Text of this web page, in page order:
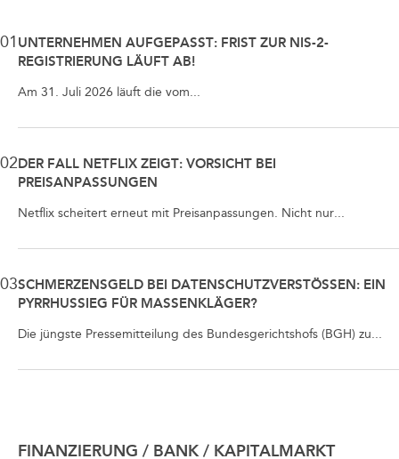
01 UNTERNEHMEN AUFGEPASST: FRIST ZUR NIS-2-
REGISTRIERUNG LÄUFT AB!
Am 31. Juli 2026 läuft die vom...
02 DER FALL NETFLIX ZEIGT: VORSICHT BEI
PREISANPASSUNGEN
Netflix scheitert erneut mit Preisanpassungen. Nicht nur...
03SCHMERZENSGELD BEI DATENSCHUTZVERSTÖSSEN: EIN P
YRRHUSSIEG FÜR MASSENKLÄGER?
Die jüngste Pressemitteilung des Bundesgerichtshofs (BGH) zu...
FINANZIERUNG / BANK / KAPITALMARKT